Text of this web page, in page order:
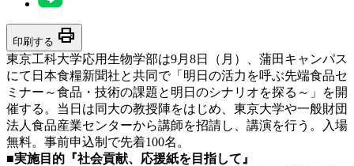
印刷する print
東京工科大学応用生物学部は9月8日（月）、蒲田キャンパス
にて日本食糧新聞社と共同で「明日の活力を呼ぶ先端食品セ
ミナー～食品・技術の課題と明日のシナリオを探る～」を開
催する。当日は同大の教授陣をはじめ、東京大学や一般財団
法人食品産業センターから講師を招請し、講演を行う。入場
無料。事前申込制で先着100名。
■実施目的『社会貢献、応援紙を目指して』